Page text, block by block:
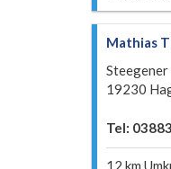
Mathias
Steegener
19230
Tel:
12 km